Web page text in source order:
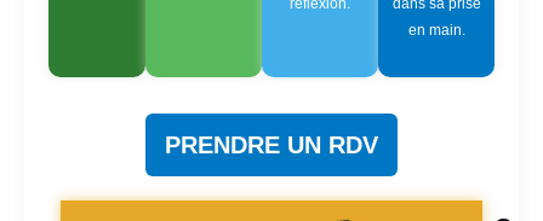
réflexion.
dans sa prise
en main.
PRENDRE UN RDV